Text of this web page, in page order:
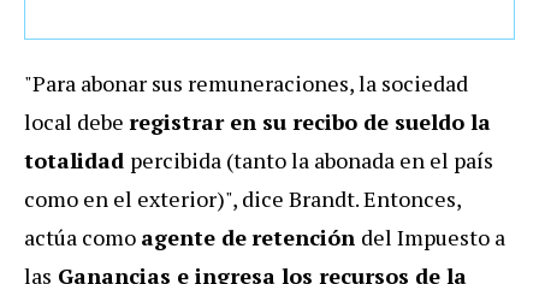
"Para abonar sus remuneraciones, la sociedad
local debe registrar en su recibo de sueldo la
totalidad percibida (tanto la abonada en el país
como en el exterior)", dice Brandt. Entonces,
actúa como agente deretención del Impuesto a
las Ganancias e ingresa los recursos de la